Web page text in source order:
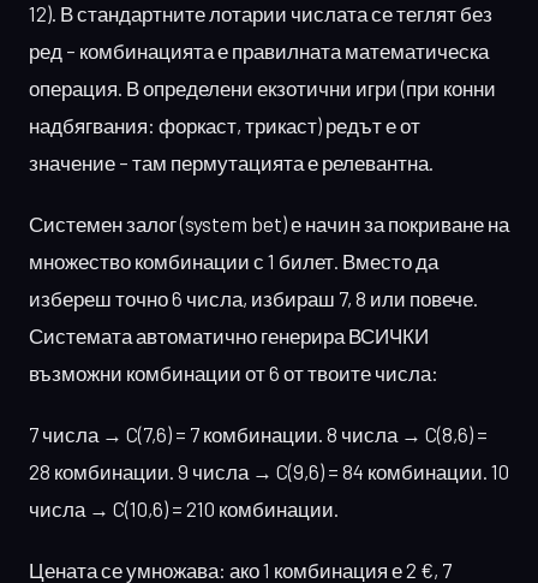
12). В стандартните лотарии числата се теглят без
ред – комбинацията е правилната математическа
операция. В определени екзотични игри (при конни
надбягвания: форкаст, трикаст) редът е от
значение – там пермутацията е релевантна.
Системен залог (system bet) е начин за покриване на
множество комбинации с 1 билет. Вместо да
избереш точно 6 числа, избираш 7, 8 или повече.
Системата автоматично генерира ВСИЧКИ
възможни комбинации от 6 от твоите числа:
7 числа → C(7,6) = 7 комбинации. 8 числа → C(8,6) =
28 комбинации. 9 числа → C(9,6) = 84 комбинации. 10
числа → C(10,6) = 210 комбинации.
Цената се умножава: ако 1 комбинация е 2 €, 7